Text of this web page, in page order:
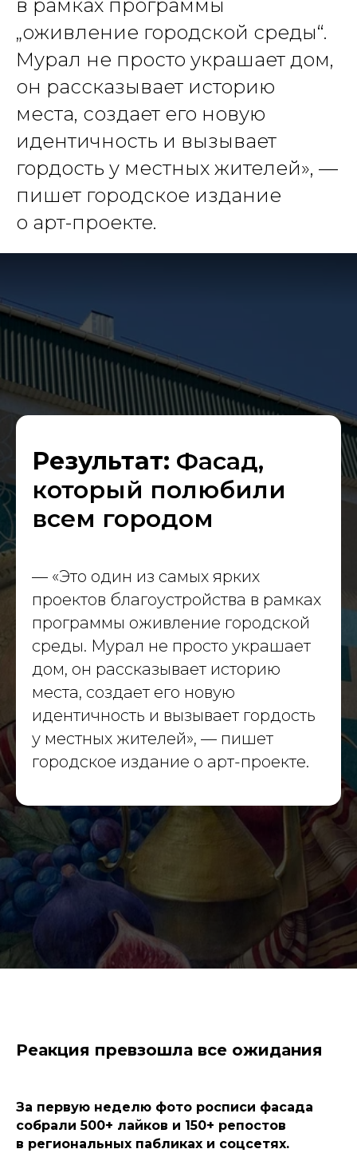
в рамках программы
„оживление городской среды“.
Мурал не просто украшает дом,
он рассказывает историю
места, создает его новую
идентичность и вызывает
гордость у местных жителей», —
пишет городское издание
о арт-проекте.
Результат: Фасад,
который полюбили
всем городом
— «Это один из самых ярких
проектов благоустройства в рамках
программы оживление городской
среды. Мурал не просто украшает
дом, он рассказывает историю
места, создает его новую
идентичность и вызывает гордость
у местных жителей», — пишет
городское издание о арт-проекте.
Реакция превзошла все ожидания
За первую неделю фото росписи фасада
собрали500+ лайков и 150+ репостов
в региональных пабликах и соцсетях.